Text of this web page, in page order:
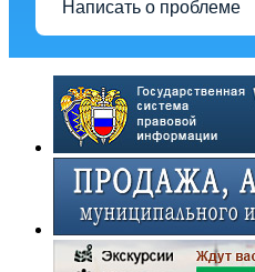
Написать о проблеме